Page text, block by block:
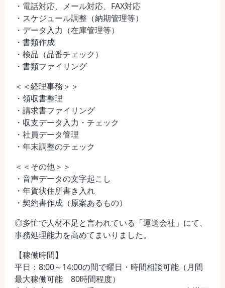
・電話対応、メール対応、FAX対応
・スケジュール調整（納期管理等）
・データ入力（在庫管理等）
・書類作成
・検品（品番チェック）
・書類ファイリング
＜＜経理事務＞＞
・領収書整理
・請求書ファイリング
・収支データ入力・チェック
・社員データ管理
・年末調整のチェック
＜＜その他＞＞
・音声データの文字起こし
・年賀状住所書き入れ
・契約書作成（原案あるもの）
◎多忙で人材不足と言われている「運送会社」にて、
事務処理能力を高めてまいりました。
【稼働時間】
平日：8:00～14:00の間で曜日・時間相談可能（月間
最大稼働可能 80時間程度）